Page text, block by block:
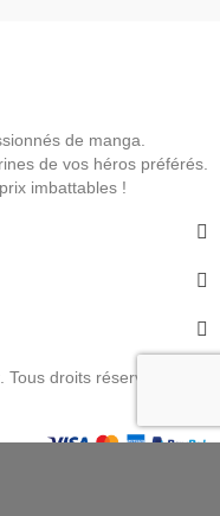
de manga.
de vos héros préférés.
imbattables !
droits réservés